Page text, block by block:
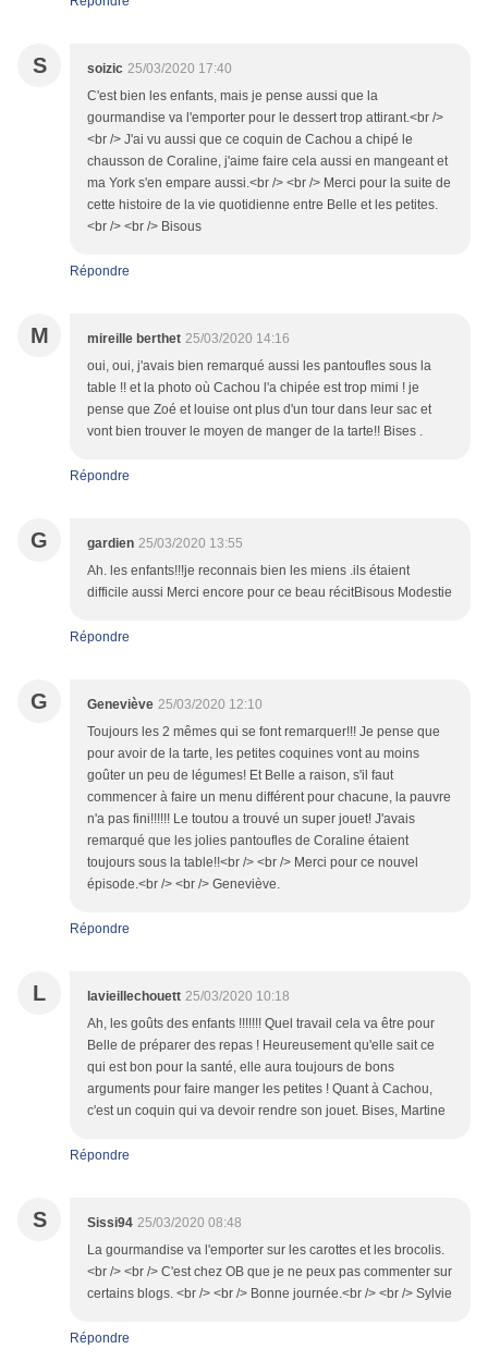
S soizic 25/03/2020 17:40
C'est bien les enfants, mais je pense aussi que la
gourmandise va l'emporter pour le dessert trop attirant.<br />
<br /> J'ai vu aussi que ce coquin de Cachou a chipé le
chausson de Coraline, j'aime faire cela aussi en mangeant et
ma York s'en empare aussi.<br /> <br /> Merci pour la suite de
cette histoire de la vie quotidienne entre Belle et les petites.
<br /> <br /> Bisous
Répondre
M mireille berthet 25/03/2020 14:16
oui, oui, j'avais bien remarqué aussi les pantoufles sous la
table !! et la photo où Cachou l'a chipée est trop mimi ! je
pense que Zoé et louise ont plus d'un tour dans leur sac et
vont bien trouver le moyen de manger de la tarte!! Bises .
Répondre
G gardien 25/03/2020 13:55
Ah. les enfants!!!je reconnais bien les miens .ils étaient
difficile aussi Merci encore pour ce beau récitBisous Modestie
Répondre
G Geneviève 25/03/2020 12:10
Toujours les 2 mêmes qui se font remarquer!!! Je pense que
pour avoir de la tarte, les petites coquines vont au moins
goûter un peu de légumes! Et Belle a raison, s'il faut
commencer à faire un menu différent pour chacune, la pauvre
n'a pas fini!!!!!! Le toutou a trouvé un super jouet! J'avais
remarqué que les jolies pantoufles de Coraline étaient
toujours sous la table!!<br /> <br /> Merci pour ce nouvel
épisode.<br /> <br /> Geneviève.
Répondre
L lavieillechouett 25/03/2020 10:18
Ah, les goûts des enfants !!!!!!! Quel travail cela va être pour
Belle de préparer des repas ! Heureusement qu'elle sait ce
qui est bon pour la santé, elle aura toujours de bons
arguments pour faire manger les petites ! Quant à Cachou,
c'est un coquin qui va devoir rendre son jouet. Bises, Martine
Répondre
S Sissi94 25/03/2020 08:48
La gourmandise va l'emporter sur les carottes et les brocolis.
<br /> <br /> C'est chez OB que je ne peux pas commenter sur
certains blogs. <br /> <br /> Bonne journée.<br /> <br /> Sylvie
Répondre